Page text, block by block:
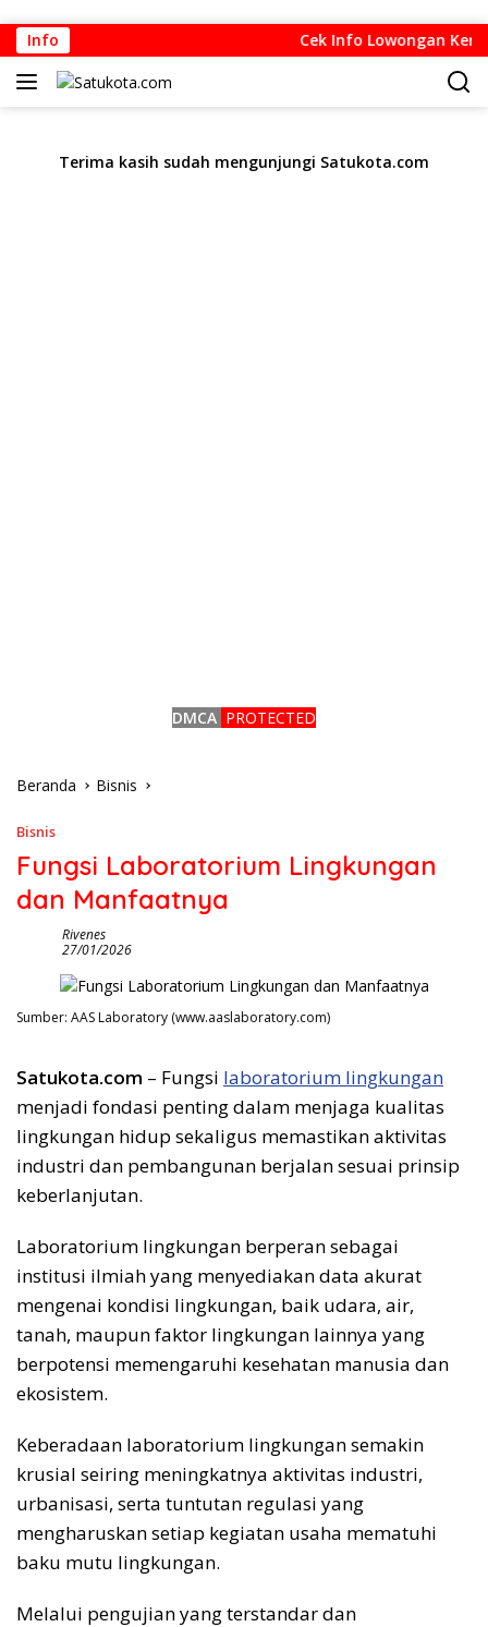
Langsung
ke
konten
Info Cek Info Lowongan Kerja
Terima kasih sudah mengunjungi Satukota.com
DMCA PROTECTED
Beranda Bisnis
Bisnis
Fungsi Laboratorium Lingkungan
dan Manfaatnya
Rivenes
27/01/2026
Sumber: AAS Laboratory (www.aaslaboratory.com)
Satukota.com – Fungsi laboratorium lingkungan
menjadi fondasi penting dalam menjaga kualitas
lingkungan hidup sekaligus memastikan aktivitas
industri dan pembangunan berjalan sesuai prinsip
keberlanjutan.
Laboratorium lingkungan berperan sebagai
institusi ilmiah yang menyediakan data akurat
mengenai kondisi lingkungan, baik udara, air,
tanah, maupun faktor lingkungan lainnya yang
berpotensi memengaruhi kesehatan manusia dan
ekosistem.
Keberadaan laboratorium lingkungan semakin
krusial seiring meningkatnya aktivitas industri,
urbanisasi, serta tuntutan regulasi yang
mengharuskan setiap kegiatan usaha mematuhi
baku mutu lingkungan.
Melalui pengujian yang terstandar dan